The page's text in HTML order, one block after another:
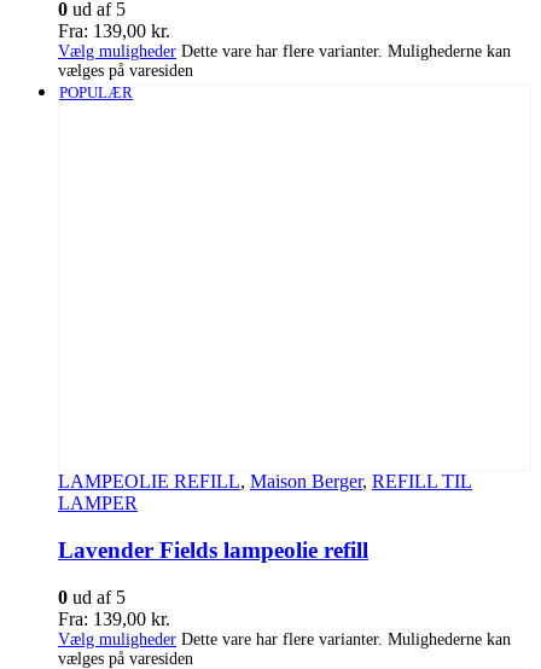
0 ud af 5
Fra: 139,00 kr.
Vælg muligheder Dette vare har flere varianter. Mulighederne kan
vælges på varesiden
POPULÆR
LAMPEOLIE REFILL, Maison Berger, REFILL TIL
LAMPER
Lavender Fields lampeolie refill
0 ud af 5
Fra: 139,00 kr.
Vælg muligheder Dette vare har flere varianter. Mulighederne kan
vælges på varesiden